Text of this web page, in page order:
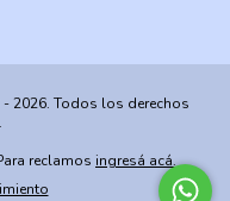
2026. Todos los derechos
reclamos ingresá acá.